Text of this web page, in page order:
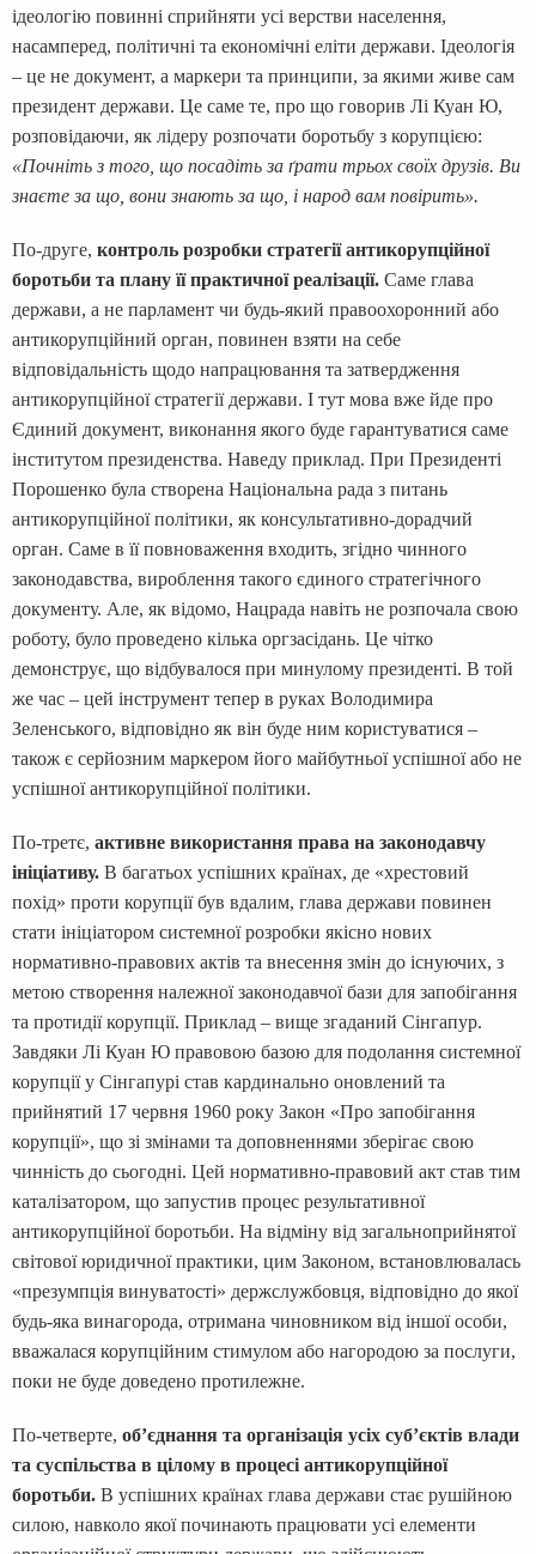
ідеологію повинні сприйняти усі верстви населення,
насамперед, політичні та економічні еліти держави. Ідеологія
– це не документ, а маркери та принципи, за якими живе сам
президент держави. Це саме те, про що говорив Лі Куан Ю,
розповідаючи, як лідеру розпочати боротьбу з корупцією:
«Почніть з того, що посадіть за ґрати трьох своїх друзів. Ви
знаєте за що, вони знають за що, і народ вам повірить».
По-друге, контроль розробки стратегії антикорупційної
боротьби та плану її практичної реалізації. Саме глава
держави, а не парламент чи будь-який правоохоронний або
антикорупційний орган, повинен взяти на себе
відповідальність щодо напрацювання та затвердження
антикорупційної стратегії держави. І тут мова вже йде про
Єдиний документ, виконання якого буде гарантуватися саме
інститутом президенства. Наведу приклад. При Президенті
Порошенко була створена Національна рада з питань
антикорупційної політики, як консультативно-дорадчий
орган. Саме в її повноваження входить, згідно чинного
законодавства, вироблення такого єдиного стратегічного
документу. Але, як відомо, Нацрада навіть не розпочала свою
роботу, було проведено кілька оргзасідань. Це чітко
демонструє, що відбувалося при минулому президенті. В той
же час – цей інструмент тепер в руках Володимира
Зеленського, відповідно як він буде ним користуватися –
також є серйозним маркером його майбутньої успішної або не
успішної антикорупційної політики.
По-третє, активне використання права на законодавчу
ініціативу. В багатьох успішних країнах, де «хрестовий
похід» проти корупції був вдалим, глава держави повинен
стати ініціатором системної розробки якісно нових
нормативно-правових актів та внесення змін до існуючих, з
метою створення належної законодавчої бази для запобігання
та протидії корупції. Приклад – вище згаданий Сінгапур.
Завдяки Лі Куан Ю правовою базою для подолання системної
корупції у Сінгапурі став кардинально оновлений та
прийнятий 17 червня 1960 року Закон «Про запобігання
корупції», що зі змінами та доповненнями зберігає свою
чинність до сьогодні. Цей нормативно-правовий акт став тим
каталізатором, що запустив процес результативної
антикорупційної боротьби. На відміну від загальноприйнятої
світової юридичної практики, цим Законом, встановлювалась
«презумпція винуватості» держслужбовця, відповідно до якої
будь-яка винагорода, отримана чиновником від іншої особи,
вважалася корупційним стимулом або нагородою за послуги,
поки не буде доведено протилежне.
По-четверте, об’єднання та організація усіх суб’єктів влади
та суспільства в цілому в процесі антикорупційної
боротьби. В успішних країнах глава держави стає рушійною
силою, навколо якої починають працювати усі елементи